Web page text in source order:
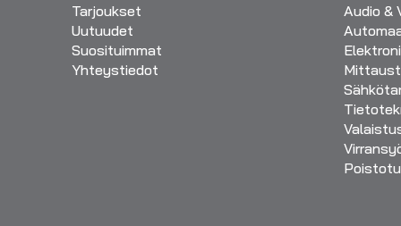
Tarjoukset
Uutuudet
Suosituimmat
Yhteystiedot
Audio &